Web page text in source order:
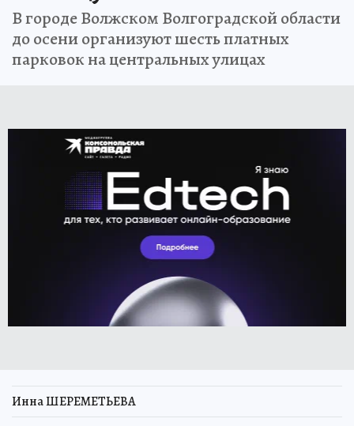
В городе Волжском Волгоградской области
до осени организуют шесть платных
парковок на центральных улицах
Инна ШЕРЕМЕТЬЕВА